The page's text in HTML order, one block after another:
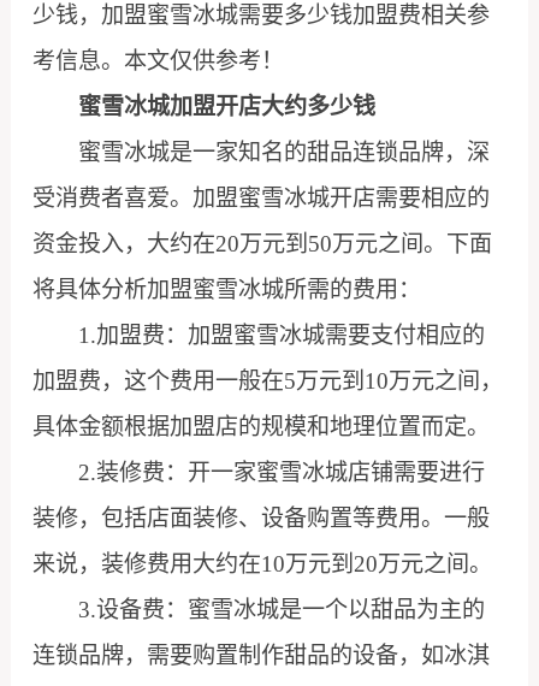
少钱，加盟蜜雪冰城需要多少钱加盟费相关参
考信息。本文仅供参考！
蜜雪冰城加盟开店大约多少钱
蜜雪冰城是一家知名的甜品连锁品牌，深
受消费者喜爱。加盟蜜雪冰城开店需要相应的
资金投入，大约在20万元到50万元之间。下面
将具体分析加盟蜜雪冰城所需的费用：
1.加盟费：加盟蜜雪冰城需要支付相应的
加盟费，这个费用一般在5万元到10万元之间，
具体金额根据加盟店的规模和地理位置而定。
2.装修费：开一家蜜雪冰城店铺需要进行
装修，包括店面装修、设备购置等费用。一般
来说，装修费用大约在10万元到20万元之间。
3.设备费：蜜雪冰城是一个以甜品为主的
连锁品牌，需要购置制作甜品的设备，如冰淇